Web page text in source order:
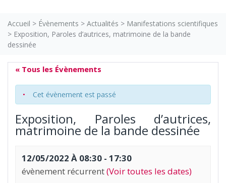
Accueil > Évènements > Actualités > Manifestations scientifiques
> Exposition, Paroles d’autrices, matrimoine de la bande
dessinée
« Tous les Évènements
Cet évènement est passé
Exposition, Paroles d’autrices,
matrimoine de la bande dessinée
12/05/2022 À 08:30 - 17:30
évènement récurrent(Voir toutes les dates)